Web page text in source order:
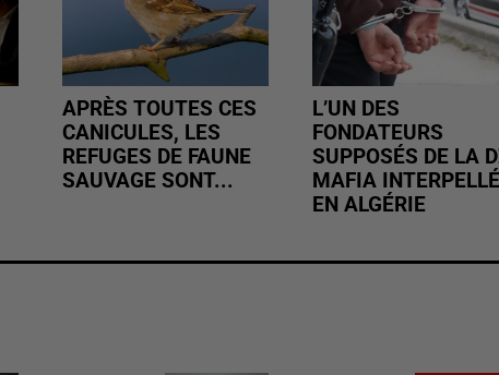
APRÈS TOUTES CES
CANICULES, LES
REFUGES DE FAUNE
SAUVAGE SONT...
L’UN DES
FONDATEURS
SUPPOSÉS DE LA
MAFIA INTERPELLÉ
EN ALGÉRIE